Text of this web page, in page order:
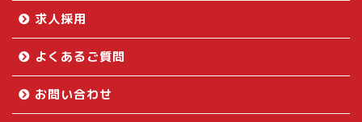
求人採用
よくあるご質問
お問い合わせ